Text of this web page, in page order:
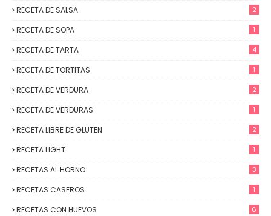
RECETA DE SALSA 2
RECETA DE SOPA 1
RECETA DE TARTA 4
RECETA DE TORTITAS 1
RECETA DE VERDURA 2
RECETA DE VERDURAS 1
RECETA LIBRE DE GLUTEN 2
RECETA LIGHT 1
RECETAS AL HORNO 3
RECETAS CASEROS 1
RECETAS CON HUEVOS 6